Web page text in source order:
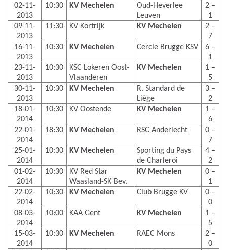
02-11-
2013
10:30 KV Mechelen
Oud-Heverlee
Leuven
2 –
1
09-11-
2013
11:30 KV Kortrijk KV Mechelen
2 –
7
16-11-
2013
10:30 KV Mechelen Cercle Brugge KSV
6 –
1
23-11-
2013
10:30
KSC Lokeren Oost-
Vlaanderen
KV Mechelen
1 –
5
30-11-
2013
10:30 KV Mechelen
R. Standard de
Liège
3 –
2
18-01-
2014
10:30 KV Oostende KV Mechelen
1 –
6
22-01-
2014
18:30 KV Mechelen RSC Anderlecht
0 –
7
25-01-
2014
10:30 KV Mechelen
Sporting du Pays
de Charleroi
4 –
2
01-02-
2014
10:30
KV Red Star
Waasland-SK Bev.
KV Mechelen
0 –
1
22-02-
2014
10:30 KV Mechelen Club Brugge KV
0 –
0
08-03-
2014
10:00 KAA Gent KV Mechelen
1 –
5
15-03-
2014
10:30 KV Mechelen RAEC Mons
2 –
0